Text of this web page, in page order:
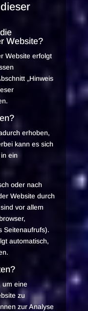
Website?
Website erfolgt
„Hinweis
erhoben,
kann es sich
ein
oder nach
Website durch
vor allem
Seitenaufrufs).
automatisch,
um eine
zu
zur Analyse